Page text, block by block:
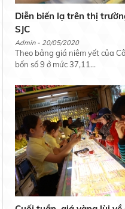
Diễn biến lạ trên thị
SJC
Admin - 20/05/2020
Theo bảng giá niêm yết của
bốn số 9 ở mức 37,11...